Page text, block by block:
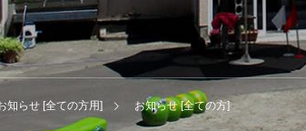
知らせ [全ての方用] お知らせ [全ての方]